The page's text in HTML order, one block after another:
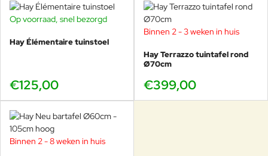
Op voorraad, snel bezorgd
Hay Élémentaire tuinstoel
€125,00
Binnen 2 - 3 weken in huis
Hay Terrazzo tuintafel rond
Ø70cm
€399,00
Binnen 2 - 8 weken in huis